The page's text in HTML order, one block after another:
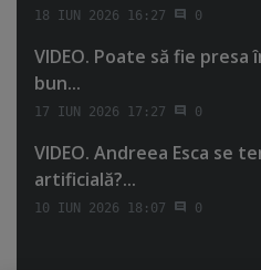
18 IUN 2026 16:27 0
VIDEO. Poate să fie presa
bun...
17 IUN 2026 17:27 0
VIDEO. Andreea Esca se
artificială?...
10 IUN 2026 18:07 0